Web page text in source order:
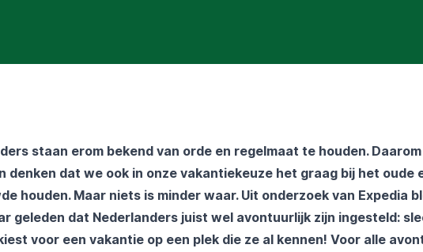
staan erom bekend van orde en regelmaat te houden.
denken dat we ook in onze vakantiekeuze het graag bij het oude
houden. Maar niets is minder waar. Uit onderzoek van Expedia
geleden dat Nederlanders juist wel avontuurlijk zijn ingesteld:
voor een vakantie op een plek die ze al kennen! Voor alle